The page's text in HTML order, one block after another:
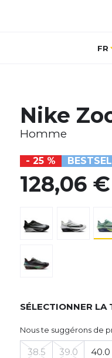
FR
Nike
Homme
- 25 %
128,06 €
SÉLECTIONNER LA
Nous te suggérons de
38.5 39.0 40.0